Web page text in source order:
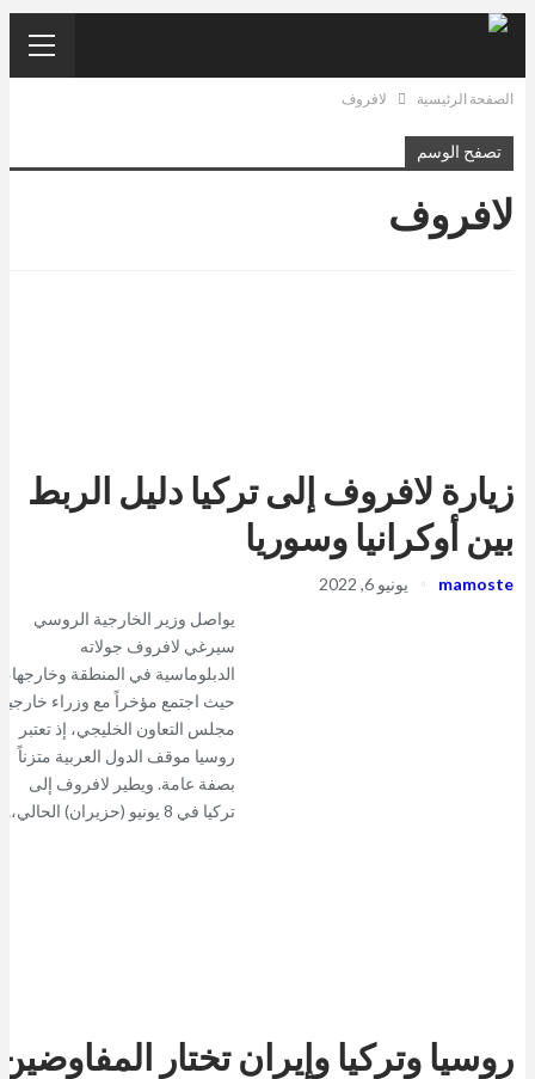
الصفحة الرئيسية لافروف
تصفح الوسم
لافروف
زيارة لافروف إلى تركيا دليل الربط
بين أوكرانيا وسوريا
mamoste
يونيو 6, 2022
يواصل وزير الخارجية الروسي
سيرغي لافروف جولاته
الدبلوماسية في المنطقة وخارجها،
حيث اجتمع مؤخراً مع وزراء خارجية
مجلس التعاون الخليجي، إذ تعتبر
روسيا موقف الدول العربية متزناً
بصفة عامة. ويطير لافروف إلى
تركيا في 8 يونيو (حزيران) الحالي،…
روسيا وتركيا وإيران تختار المفاوضين